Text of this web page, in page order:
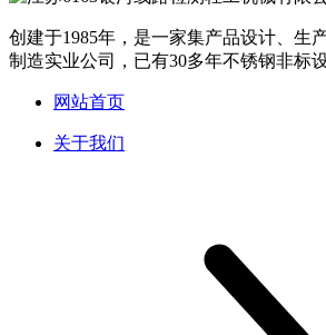
创建于1985年，是一家集产品设计、生
制造实业公司，已有30多年不锈钢非标
网站首页
关于我们